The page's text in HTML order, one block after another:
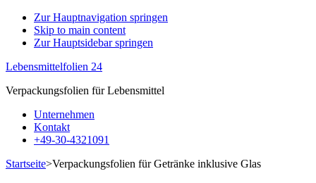
Zur Hauptnavigation springen
Skip to main content
Zur Hauptsidebar springen
Lebensmittelfolien 24
Verpackungsfolien für Lebensmittel
Unternehmen
Kontakt
+49-30-4321091
Startseite>Verpackungsfolien für Getränke inklusive Glas
Datenschutzerklärung Annehmen